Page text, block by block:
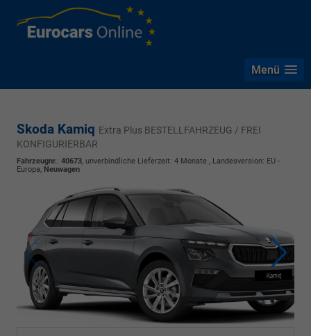
Menü
Skoda Kamiq Extra Plus BESTELLFAHRZEUG / FREI
KONFIGURIERBAR
Fahrzeugnr.: 40673, unverbindliche Lieferzeit: 4 Monate , Landesversion: EU -
Europa, Neuwagen